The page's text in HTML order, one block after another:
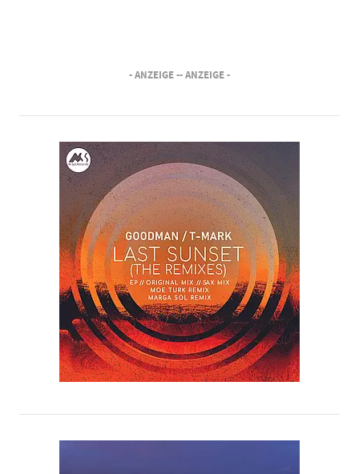
- ANZEIGE -- ANZEIGE -